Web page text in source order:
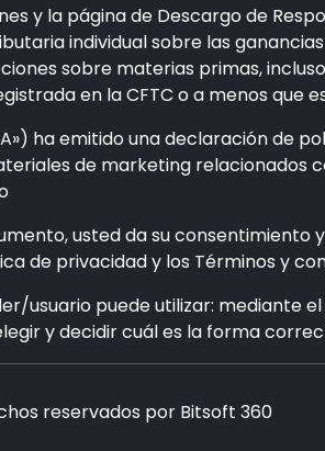
y la página de Descargo de
individual sobre las
sobre materias primas,
en la CFTC o a menos que
ha emitido una declaración de
de marketing relacionados
usted da su
de privacidad y los Términos y
usuario puede utilizar: mediante
y decidir cuál es la forma
reservados por Bitsoft 360